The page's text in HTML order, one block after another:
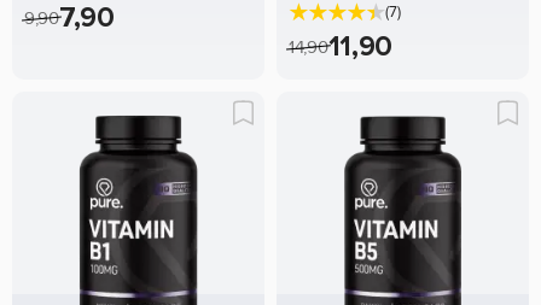
9,907,90 (7)
14,9011,90